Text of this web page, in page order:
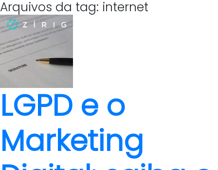
Arquivos da tag: internet
LGPD e o
Marketing